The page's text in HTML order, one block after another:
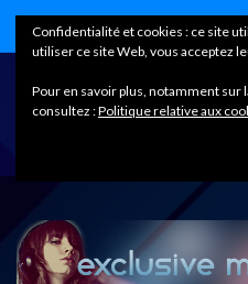
Confidentialité et cookies : ce site
utiliser ce site Web, vous acceptez
Pour en savoir plus, notamment sur
consultez :Politique relative aux